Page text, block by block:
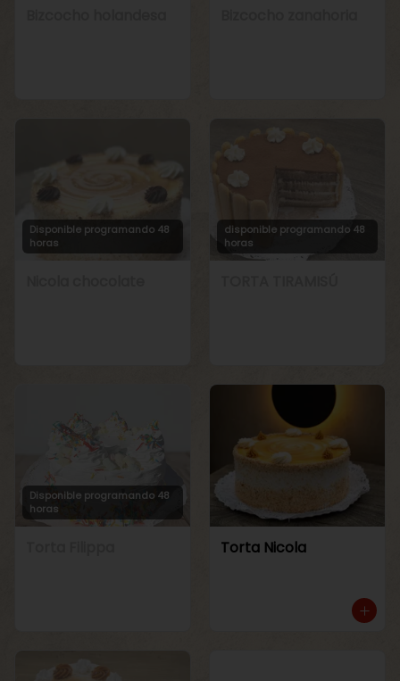
Disponible programando 48
horas
disponible programando 48
horas
Disponible programando 48
horas
Torta Nicola